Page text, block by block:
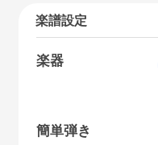
楽譜設定
楽器
簡単弾き